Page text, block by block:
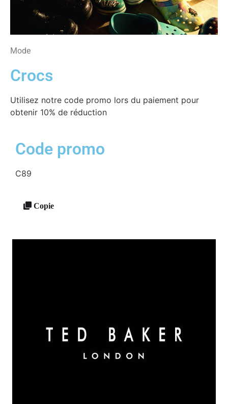
Mode
Crocs
Utilisez notre code promo lors du paiement pour
obtenir 10% de réduction
Code promo
C89
Copie